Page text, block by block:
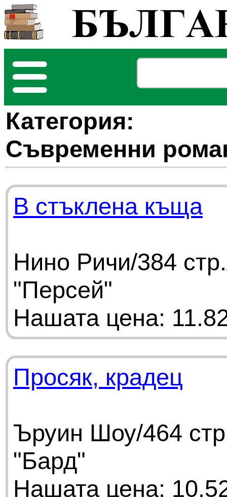
Категория:
Съвременни
В стъклена къща
Нино Ричи/384
"Персей"
Нашата цена:
Просяк, крадец
Ъруин Шоу/464
"Бард"
Нашата цена: